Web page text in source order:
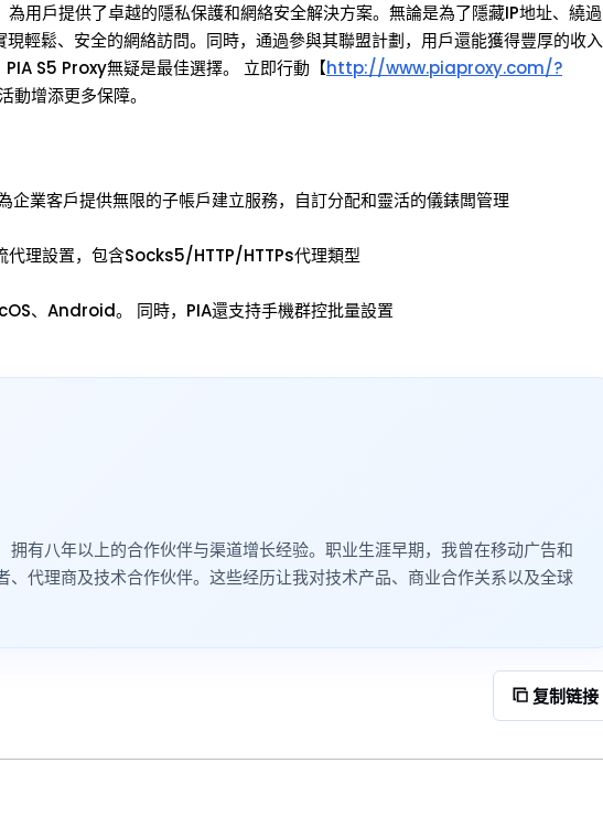
用戶提供了卓越的隱私保護和網絡安全解決方案。無論是為了隱藏IP地址、繞過
輕鬆、安全的網絡訪問。同時，通過參與其聯盟計劃，用戶還能獲得豐厚的收入
S5 Proxy無疑是最佳選擇。 立即行動【http://www.piaproxy.com/?
動增添更多保障。
企業客戶提供無限的子帳戶建立服務，自訂分配和靈活的儀錶闆管理
代理設置，包含Socks5/HTTP/HTTPs代理類型
、Android。 同時，PIA還支持手機群控批量設置
有八年以上的合作伙伴与渠道增长经验。职业生涯早期，我曾在移动广告和
、代理商及技术合作伙伴。这些经历让我对技术产品、商业合作关系以及全球
复制链接